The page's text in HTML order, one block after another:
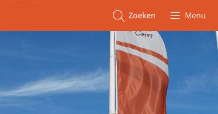
Zoeken Menu